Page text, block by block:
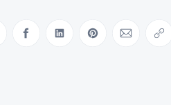
on Twitter
Share on Facebook
Share on LinkedIn
Share onShare